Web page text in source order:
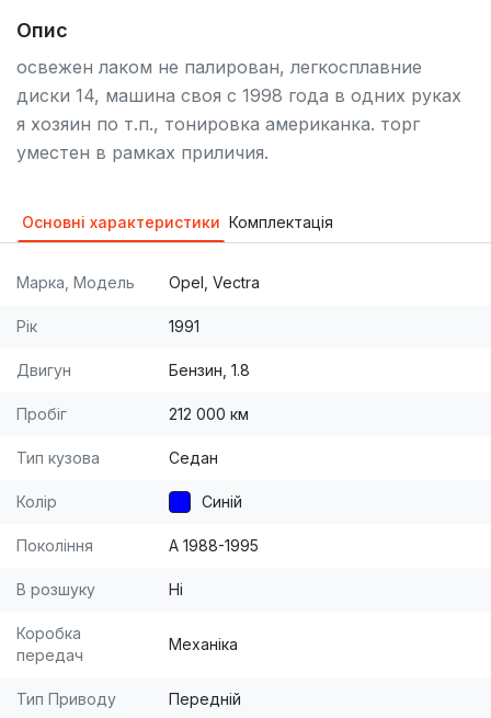
Опис
освежен лаком не палирован, легкосплавние
диски 14, машина своя с 1998 года в одних руках
я хозяин по т.п., тонировка американка. торг
уместен в рамках приличия.
Основні характеристики Комплектація
Марка, Модель Opel, Vectra
Рік 1991
Двигун Бензин, 1.8
Пробіг 212 000 км
Тип кузова Седан
Колір Синій
Покоління A 1988-1995
В розшуку Ні
Коробка
передач
Механіка
Тип Приводу Передній